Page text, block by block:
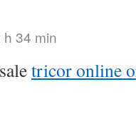
34 min
tricor online